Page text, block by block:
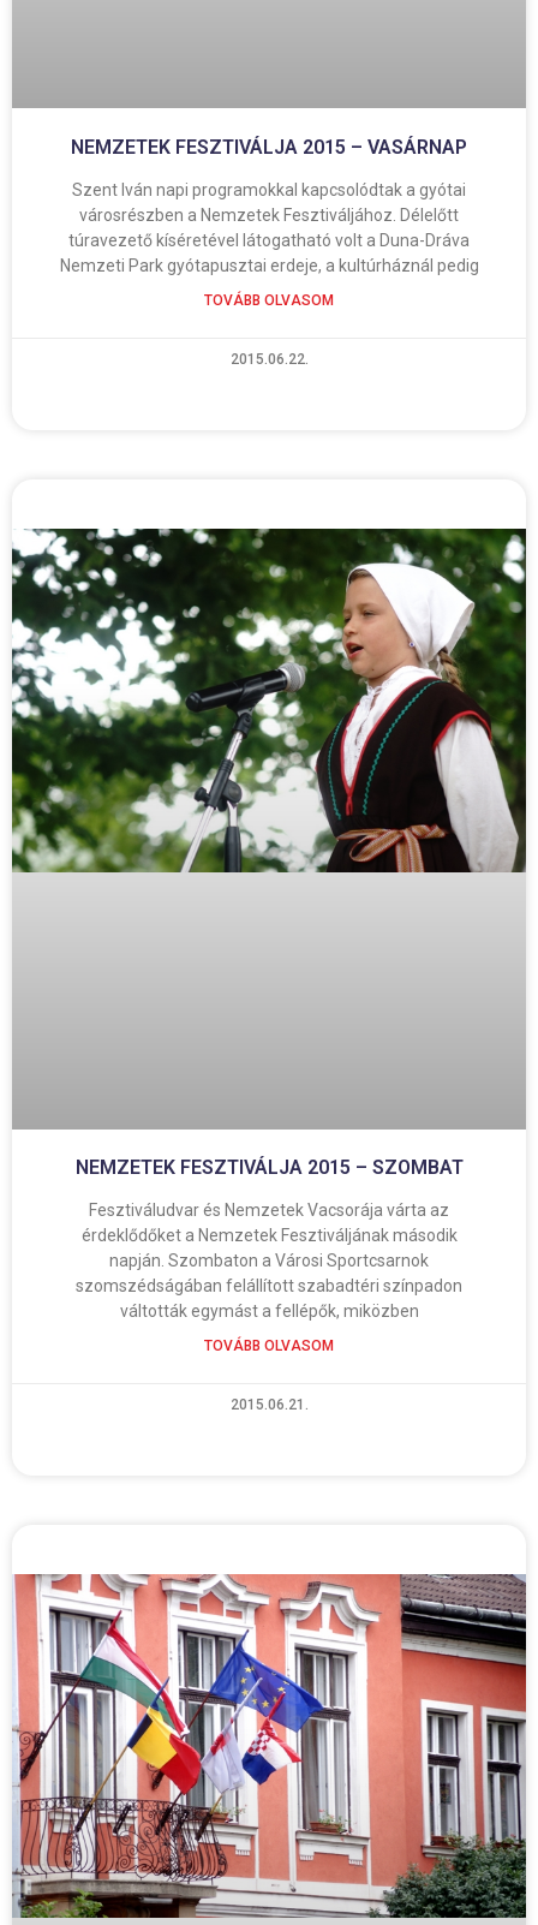
NEMZETEK FESZTIVÁLJA 2015 – VASÁRNAP
Szent Iván napi programokkal kapcsolódtak a gyótai
városrészben a Nemzetek Fesztiváljához. Délelőtt
túravezető kíséretével látogatható volt a Duna-Dráva
Nemzeti Park gyótapusztai erdeje, a kultúrháznál pedig
TOVÁBB OLVASOM
2015.06.22.
NEMZETEK FESZTIVÁLJA 2015 – SZOMBAT
Fesztiváludvar és Nemzetek Vacsorája várta az
érdeklődőket a Nemzetek Fesztiváljának második
napján. Szombaton a Városi Sportcsarnok
szomszédságában felállított szabadtéri színpadon
váltották egymást a fellépők, miközben
TOVÁBB OLVASOM
2015.06.21.